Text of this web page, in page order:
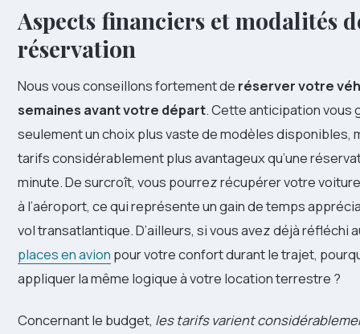
Aspects financiers et modalités
réservation
Nous vous conseillons fortement de réserver votre
semaines avant votre départ. Cette anticipation vous
seulement un choix plus vaste de modèles disponibles,
tarifs considérablement plus avantageux qu’une
minute. De surcroît, vous pourrez récupérer votre
à l’aéroport, ce qui représente un gain de temps
vol transatlantique. D’ailleurs, si vous avez déjà réfléchi
places en avion pour votre confort durant le trajet,
appliquer la même logique à votre location terrestre ?
Concernant le budget, les tarifs varient